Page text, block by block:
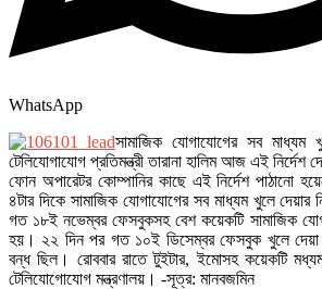
WhatsApp
সামাজিক যোগাযোগের সব
টেলিযোগাযোগ প্রতিমন্ত্রী তারানা হালিম আজ এই
ফোন অপারেটর কোম্পানির কাছে এই নির্দেশ পাঠানো
৪টার দিকে সামাজিক যোগাযোগের সব মাধ্যম খুলে
গত ১৮ই নভেম্বর ফেসবুকসহ বেশ কয়েকটি সামাজিক
হয়। ২২ দিন পর গত ১০ই ডিসেম্বর ফেসবুক খুলে
বন্ধ ছিল। রোববার রাতে টুইটার, ইমোসহ কয়েকটি
টেলিযোগোযোগ মন্ত্রণালয়। -সূত্র: মানবজমিন